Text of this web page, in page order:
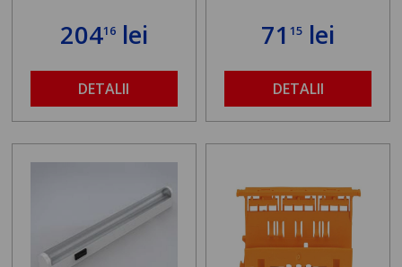
20416lei
DETALII
7115 lei
DETALII